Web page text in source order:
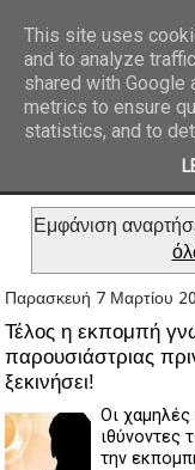
Εμφάνιση
Παρασκευή 7 Μαρτίου
Τέλος η εκπομπή
παρουσιάστριας
ξεκινήσει!
Οι χαμηλές
ιθύνοντες
την
This site uses
and to analyze
shared with Google
metrics to ensure
statistics, and to